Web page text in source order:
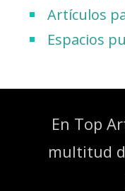
Artículos
Espacios
En Top
multitud